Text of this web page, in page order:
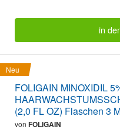
in
Neu
FOLIGAIN MINOXIDIL
(2,0 FL OZ) Flaschen 3
von FOLIGAIN